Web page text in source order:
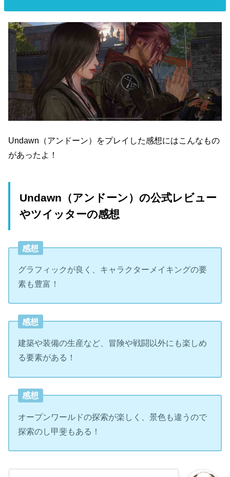
Undawn（アンドーン）をプレイした感想にはこんなもの
があったよ！
Undawn（アンドーン）の公式レビュー
やツイッターの感想
感想
グラフィックが良く、キャラクターメイキングの要
素も豊富！
感想
建築や装備の生産など、冒険や戦闘以外にも楽しめ
る要素がある！
感想
オープンワールドの探索が楽しく、景色も違うので
探索のし甲斐もある！